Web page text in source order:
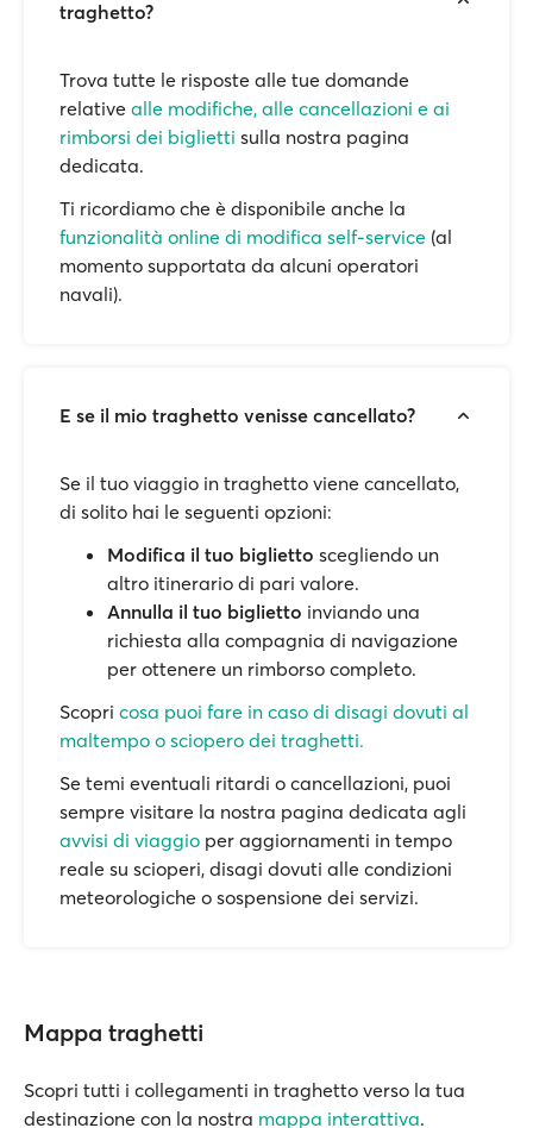
traghetto?
Trova tutte le risposte alle tue domande
relative alle modifiche, alle cancellazioni e ai
rimborsi dei biglietti sulla nostra pagina
dedicata.
Ti ricordiamo che è disponibile anche la
funzionalità online di modifica self-service (al
momento supportata da alcuni operatori
navali).
E se il mio traghetto venisse cancellato?
Se il tuo viaggio in traghetto viene cancellato,
di solito hai le seguenti opzioni:
Modifica il tuo biglietto scegliendo un
altro itinerario di pari valore.
Annulla il tuo biglietto inviando una
richiesta alla compagnia di navigazione
per ottenere un rimborso completo.
Scopri cosa puoi fare in caso di disagi dovuti al
maltempo o sciopero dei traghetti.
Se temi eventuali ritardi o cancellazioni, puoi
sempre visitare la nostra pagina dedicata agli
avvisi di viaggio per aggiornamenti in tempo
reale su scioperi, disagi dovuti alle condizioni
meteorologiche o sospensione dei servizi.
Mappa traghetti
Scopri tutti i collegamenti in traghetto verso la tua
destinazione con la nostra mappa interattiva.